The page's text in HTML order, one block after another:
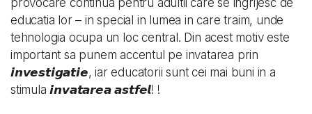
educatia lor – in special in lumea in care traim, unde
tehnologia ocupa un loc central. Din acest motiv este
important sa punem accentul pe invatarea prin
𝙞𝙣𝙫𝙚𝙨𝙩𝙞𝙜𝙖𝙩𝙞𝙚, iar educatorii sunt cei mai buni in a
stimula 𝙞𝙣𝙫𝙖𝙩𝙖𝙧𝙚𝙖 𝙖𝙨𝙩𝙛𝙚𝙡! !